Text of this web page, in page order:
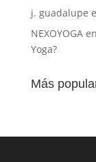
j. guadalupe
NEXOYOGAen
Yoga?
Más